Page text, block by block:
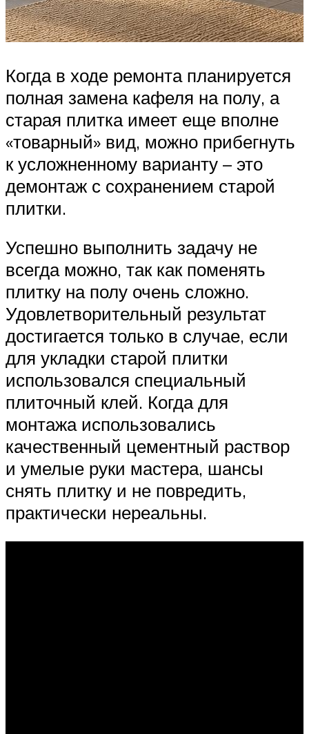
Когда в ходе ремонта планируется
полная замена кафеля на полу, а
старая плитка имеет еще вполне
«товарный» вид, можно прибегнуть
к усложненному варианту – это
демонтаж с сохранением старой
плитки.
Успешно выполнить задачу не
всегда можно, так как поменять
плитку на полу очень сложно.
Удовлетворительный результат
достигается только в случае, если
для укладки старой плитки
использовался специальный
плиточный клей. Когда для
монтажа использовались
качественный цементный раствор
и умелые руки мастера, шансы
снять плитку и не повредить,
практически нереальны.